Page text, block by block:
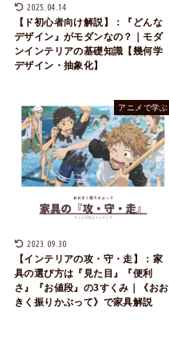
2025.04.14
【ド初心者向け解説】：『どんな
デザイン』がモダンなの？｜モダ
ンインテリアの基礎知識【幾何学
デザイン・抽象化】
アニメで学ぶ
2023.09.30
【インテリアの攻・守・走】：家
具の選び方は『見た目』『便利
さ』『お値段』の3すくみ｜《おお
きく振りかぶって》で家具解説